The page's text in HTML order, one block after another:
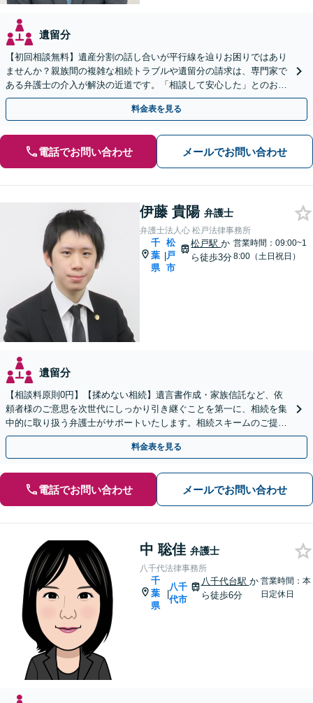
遺留分
【初回相談無料】遺産分割の話し合いが平行線を辿りお困りではあり
ませんか？親族間の複雑な相続トラブルや遺留分の請求は、専門家で
ある弁護士の介入が解決の近道です。「相談して安心した」とのお声
も多数。柏駅徒歩5分の当事務所へまずはご相談ください。
料金表を見る
電話でお問い合わせ メールでお問い合わせ
伊藤 貴陽 弁護士
弁護士法人心 松戸法律事務所
千
葉
県
|
松
戸
市
松戸駅か
ら徒歩3分
営業時間：09:00~1
8:00（土日祝日）
遺留分
【相談料原則0円】【揉めない相続】遺言書作成・家族信託など、依
頼者様のご意思を次世代にしっかり引き継ぐことを第一に、相続を集
中的に取り扱う弁護士がサポートいたします。相続スキームのご提案
から遺言執行まで責任を持って対応させていただきます。
料金表を見る
電話でお問い合わせ メールでお問い合わせ
中 聡佳 弁護士
八千代法律事務所
千
葉
県
|
八千
代市
八千代台駅 か
ら徒歩6分
営業時間：本
日定休日